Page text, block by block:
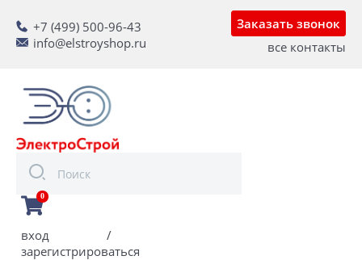
+7 (499) 500-96-43
info@elstroyshop.ru
Заказать звонок
все контакты
0
вход
/
зарегистрироваться